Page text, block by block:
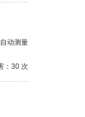
动测量
：30 次